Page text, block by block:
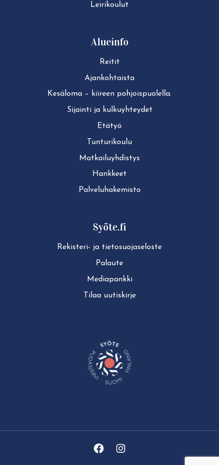
Leirikoulut
Alueinfo
Reitit
Ajan­koh­tais­ta
Kesäloma – kiireen pohjoispuolella.
Sijainti ja kul­ku­yh­tey­det
Etätyö
Tun­tu­ri­kou­lu
Mat­kai­lu­yh­dis­tys
Hankkeet
Pal­ve­lu­ha­ke­mis­to
Syöte.fi
Rekisteri- ja tie­to­suo­ja­se­los­te
Palaute
Mediapankki
Tilaa uutiskirje